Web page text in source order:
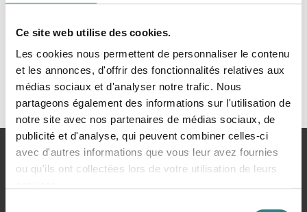
Ce site web utilise des cookies.
Les cookies nous permettent de personnaliser le contenu
et les annonces, d'offrir des fonctionnalités relatives aux
médias sociaux et d'analyser notre trafic. Nous
partageons également des informations sur l'utilisation de
notre site avec nos partenaires de médias sociaux, de
publicité et d'analyse, qui peuvent combiner celles-ci
avec d'autres informations que vous leur avez fournies
ou qu'ils ont collectées lors de votre utilisation de leurs
Vous
êtes
Accueil Martin och Servera